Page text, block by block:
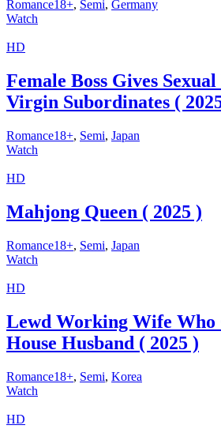
Romance18+, Semi, Germany
Watch
HD
Female Boss Gives
Virgin Subordinates (
Romance18+, Semi, Japan
Watch
HD
Mahjong Queen ( 2025 )
Romance18+, Semi, Japan
Watch
HD
Lewd Working Wife Who
House Husband ( 2025 )
Romance18+, Semi, Korea
Watch
HD